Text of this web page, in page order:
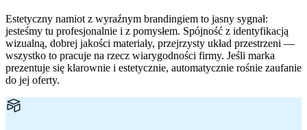
Estetyczny namiot z wyraźnym brandingiem to jasny sygnał:
jesteśmy tu profesjonalnie i z pomysłem. Spójność z identyfikacją
wizualną, dobrej jakości materiały, przejrzysty układ przestrzeni —
wszystko to pracuje na rzecz wiarygodności firmy. Jeśli marka
prezentuje się klarownie i estetycznie, automatycznie rośnie zaufanie
do jej oferty.